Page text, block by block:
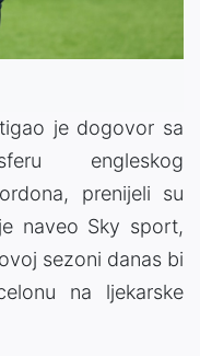
je dogovor sa
engleskog
prenijeli su
naveo Sky sport,
sezoni danas bi
na ljekarske